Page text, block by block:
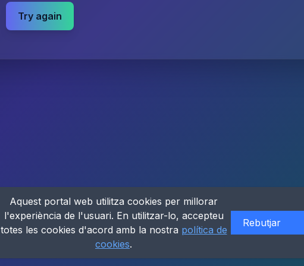
Try again
Aquest portal web utilitza cookies per millorar
l'experiència de l'usuari. En utilitzar-lo, accepteu
totes les cookies d'acord amb la nostra política de
cookies.
Rebutjar